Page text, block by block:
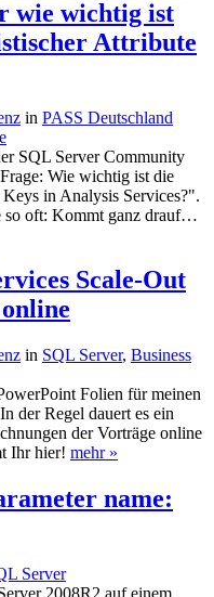
wie wichtig ist
Attribute
in PASS Deutschland
SQL Server Community
Wie wichtig ist die
in Analysis Services?".
so oft: Kommt ganz drauf…
Scale-Out
in SQL Server, Business
Folien für meinen
der Regel dauert es ein
der Vorträge online
Ihr hier! mehr »
name:
Server